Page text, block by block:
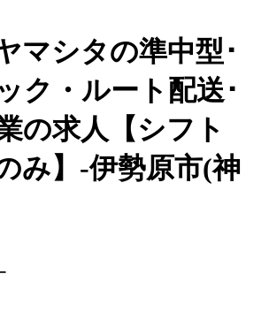
マシタの準中型･
ク・ルート配送･
の求人【シフト
み】-伊勢原市(神